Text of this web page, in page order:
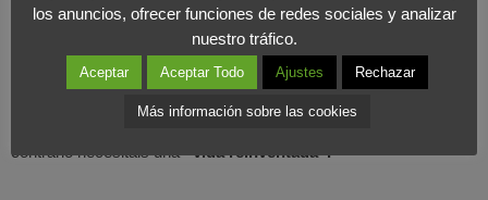
Desde Foromarketing os queremos animar a todos a que, en
estas fechas de descanso y disfrute, dediquéis parte de vuestro
tiempo a pensar, a
reflexionar sobre vosotros mismosy
vuestra vida, a queescuchéis a vuestro «yo» interiorpara
contrario necesitáis una«vida reinventada».
los anuncios, ofrecer funciones de redes sociales y analizar
nuestro tráfico.
Aceptar Aceptar Todo Ajustes Rechazar
Más información sobre las cookies